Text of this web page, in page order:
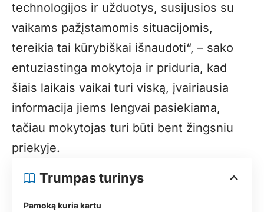
technologijos ir užduotys, susijusios su
vaikams pažįstamomis situacijomis,
tereikia tai kūrybiškai išnaudoti“, – sako
entuziastinga mokytoja ir priduria, kad
šiais laikais vaikai turi viską, įvairiausia
informacija jiems lengvai pasiekiama,
tačiau mokytojas turi būti bent žingsniu
priekyje.
Trumpas turinys
Pamoką kuria kartu